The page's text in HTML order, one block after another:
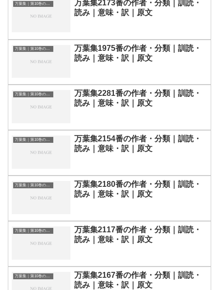
万葉集｜第10巻の和歌一覧
万葉集2173番の作者・分類｜訓読・
読み｜意味・訳｜原文
万葉集｜第10巻の和歌一覧
万葉集1975番の作者・分類｜訓読・
読み｜意味・訳｜原文
万葉集｜第10巻の和歌一覧
万葉集2281番の作者・分類｜訓読・
読み｜意味・訳｜原文
万葉集｜第10巻の和歌一覧
万葉集2154番の作者・分類｜訓読・
読み｜意味・訳｜原文
万葉集｜第10巻の和歌一覧
万葉集2180番の作者・分類｜訓読・
読み｜意味・訳｜原文
万葉集｜第10巻の和歌一覧
万葉集2117番の作者・分類｜訓読・
読み｜意味・訳｜原文
万葉集｜第10巻の和歌一覧
万葉集2167番の作者・分類｜訓読・
読み｜意味・訳｜原文